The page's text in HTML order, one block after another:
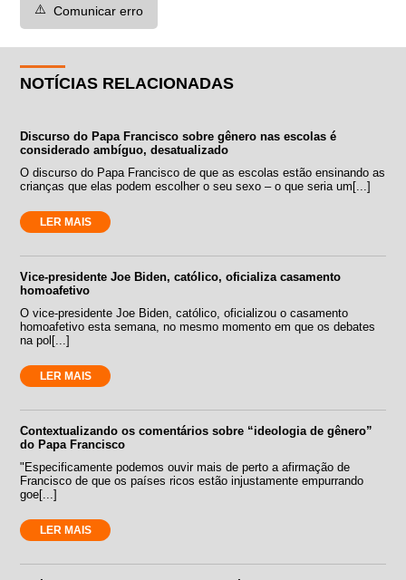
⚠️ Comunicar erro
NOTÍCIAS RELACIONADAS
Discurso do Papa Francisco sobre gênero nas escolas é
considerado ambíguo, desatualizado
O discurso do Papa Francisco de que as escolas estão ensinando as
crianças que elas podem escolher o seu sexo – o que seria um[...]
LER MAIS
Vice-presidente Joe Biden, católico, oficializa casamento
homoafetivo
O vice-presidente Joe Biden, católico, oficializou o casamento
homoafetivo esta semana, no mesmo momento em que os debates
na pol[...]
LER MAIS
Contextualizando os comentários sobre “ideologia de gênero”
do Papa Francisco
"Especificamente podemos ouvir mais de perto a afirmação de
Francisco de que os países ricos estão injustamente empurrando
goe[...]
LER MAIS